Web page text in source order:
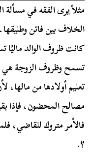
مثلاً يرى الفقه في مسألة
الخلاف بين فاتن وطليقها
كانت ظروف الوالد
تسمح وظروف الزوجة هي
تعليم أولادها من
مصالح المحضون، فإذا
فالأمر متروك للقاضي،
؟.